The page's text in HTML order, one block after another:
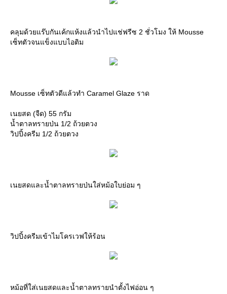
คลุมด้วยแร๊บกันเค้กแห้งแล้วนำไปแช่ฟรีซ 2 ชั่วโมง ให้ Mousse
เซ็ทตัวจนแข็งแบบไอติม
Mousse เซ็ทตัวดีแล้วทำ Caramel Glaze ราด
เนยสด (จืด) 55 กรัม
น้ำตาลทรายป่น 1/2 ถ้วยตวง
วิปปิ้งครีม 1/2 ถ้วยตวง
เนยสดและน้ำตาลทรายป่นใส่หม้อใบย่อม ๆ
วิปปิ้งครีมเข้าไมโครเวฟให้ร้อน
หม้อที่ใส่เนยสดและน้ำตาลทรายนำตั้งไฟอ่อน ๆ